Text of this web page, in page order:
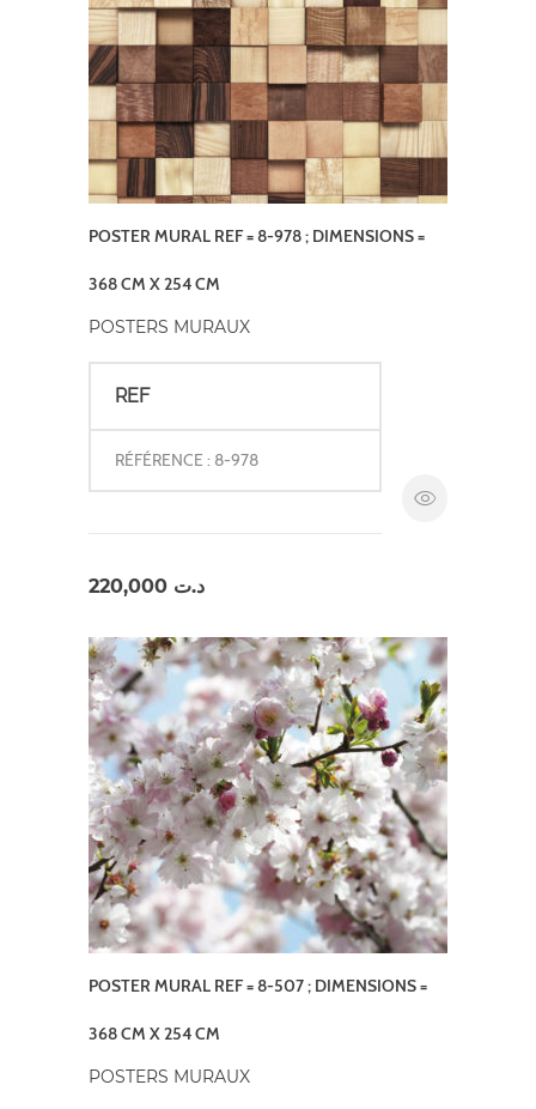
POSTER MURAL REF = 8-978 ; DIMENSIONS =
368 CM X 254 CM
POSTERS MURAUX
REF
RÉFÉRENCE : 8-978
د.ت
POSTER MURAL REF = 8-507 ; DIMENSIONS =
368 CM X 254 CM
POSTERS MURAUX